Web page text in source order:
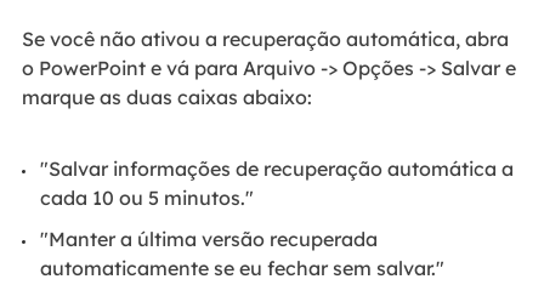
Se você não ativou a recuperação automática, abra
o PowerPoint e vá para Arquivo -> Opções -> Salvar e
marque as duas caixas abaixo:
"Salvar informações de recuperação automática a
cada 10 ou 5 minutos."
"Manter a última versão recuperada
automaticamente se eu fechar sem salvar."